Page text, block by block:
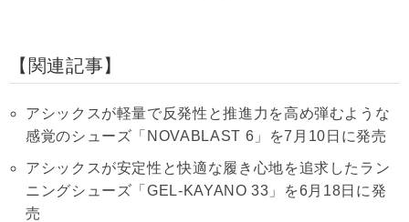
関連記事
アシックスが軽量で反発性と推進力を高め弾むような
感覚のシューズ「NOVABLAST 6」を7月10日に発売
アシックスが安定性と快適な履き心地を追求したラン
ニングシューズ「GEL-KAYANO 33」を6月18日に発
売